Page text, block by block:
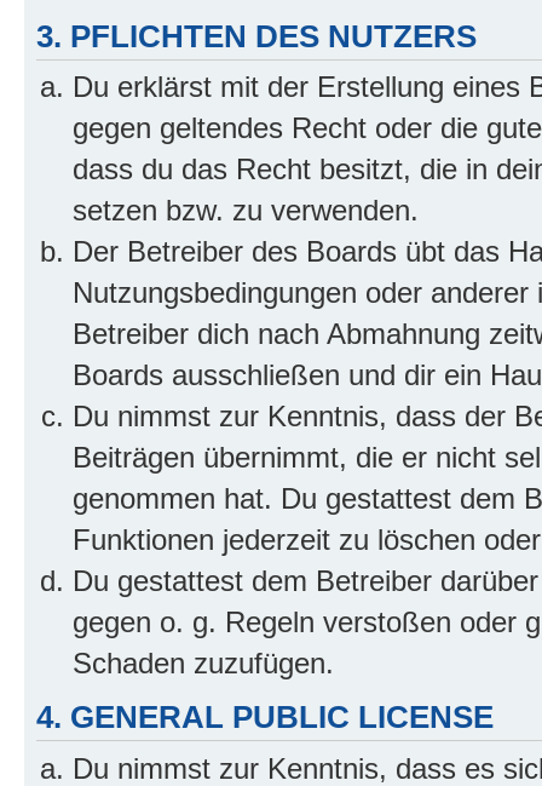
3. PFLICHTEN DES NUTZERS
Du erklärst mit der Erstellung eines
gegen geltendes Recht oder die
dass du das Recht besitzt, die in
setzen bzw. zu verwenden.
Der Betreiber des Boards übt das
Nutzungsbedingungen oder
Betreiber dich nach Abmahnung
Boards ausschließen und dir ein
Du nimmst zur Kenntnis, dass der
Beiträgen übernimmt, die er nicht
genommen hat. Du gestattest dem
Funktionen jederzeit zu löschen
Du gestattest dem Betreiber
gegen o. g. Regeln verstoßen oder
Schaden zuzufügen.
4. GENERAL PUBLIC LICENSE
Du nimmst zur Kenntnis, dass es